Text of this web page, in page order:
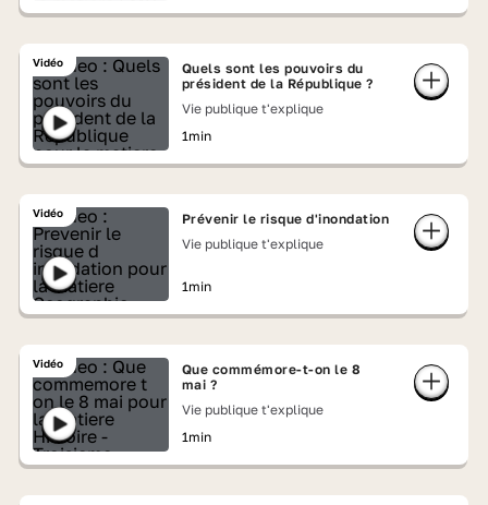
Vidéo
Quels sont les pouvoirs du
président de la République ?
Vie publique t'explique
1min
Vidéo
Prévenir le risque d'inondation
Vie publique t'explique
1min
Vidéo
Que commémore-t-on le 8
mai ?
Vie publique t'explique
1min